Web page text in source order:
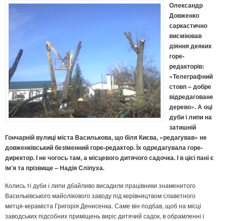
Олександр
Довженко
саркастично
висміював
діяння деяких
горе-
редакторів:
«Телеграфний
стовп – добре
відредаговане
дерево». А оці
дуби і липи на
затишній
Гончарній вулиці міста Василькова, що біля Києва, «редагував» не
довженківський безіменний горе-редактор. Їх одредагувала горе-
директор. І не чогось там, а місцевого дитячого садочка. І в цієї пані є
ім’я та прізвище – Надія Сліпуха.
Колись ті дуби і липи дбайливо висадили працівники знаменитого
Васильківського майолікового заводу під керівництвом славетного
митця-кераміста Григорія Денисенка. Саме він подбав, щоб на місці
заводських підсобних приміщень виріс дитячий садок, в обрамленні і